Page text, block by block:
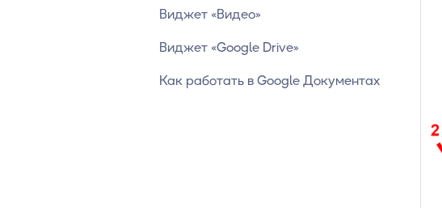
Виджет «Видео»
Виджет «Google Drive»
Как работать в Google Документах